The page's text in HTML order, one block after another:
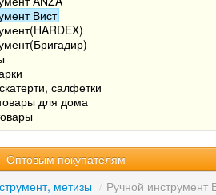
Вист
салфетки
для дома
Оптовым покупателям
метизы / Ручной инструмент